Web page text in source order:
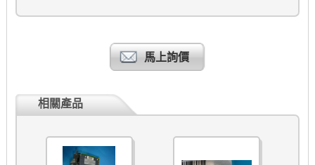
馬上詢價
相關產品